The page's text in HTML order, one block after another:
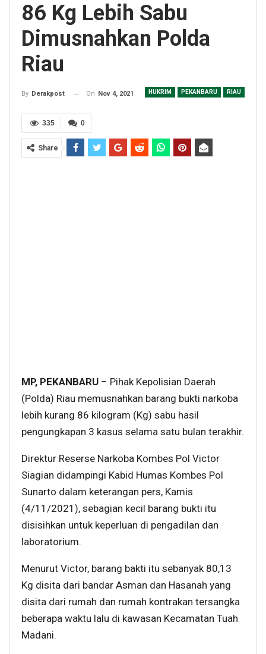
86 Kg Lebih Sabu
Dimusnahkan Polda
Riau
HUKRIM PEKANBARU RIAU
By Derakpost On Nov 4, 2021
0
335
Share
MP, PEKANBARU – Pihak Kepolisian Daerah
(Polda) Riau memusnahkan barang bukti narkoba
lebih kurang 86 kilogram (Kg) sabu hasil
pengungkapan 3 kasus selama satu bulan terakhir.
Direktur Reserse Narkoba Kombes Pol Victor
Siagian didampingi Kabid Humas Kombes Pol
Sunarto dalam keterangan pers, Kamis
(4/11/2021), sebagian kecil barang bukti itu
disisihkan untuk keperluan di pengadilan dan
laboratorium.
Menurut Victor, barang bakti itu sebanyak 80,13
Kg disita dari bandar Asman dan Hasanah yang
disita dari rumah dan rumah kontrakan tersangka
beberapa waktu lalu di kawasan Kecamatan Tuah
Madani.